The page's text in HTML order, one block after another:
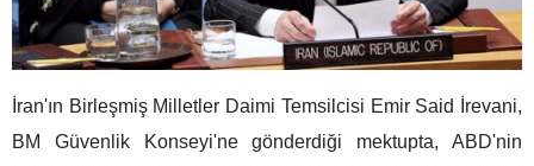
İran'ın Birleşmiş Milletler Daimi Temsilcisi Emir Said İrevani,
BM Güvenlik Konseyi'ne gönderdiği mektupta, ABD'nin